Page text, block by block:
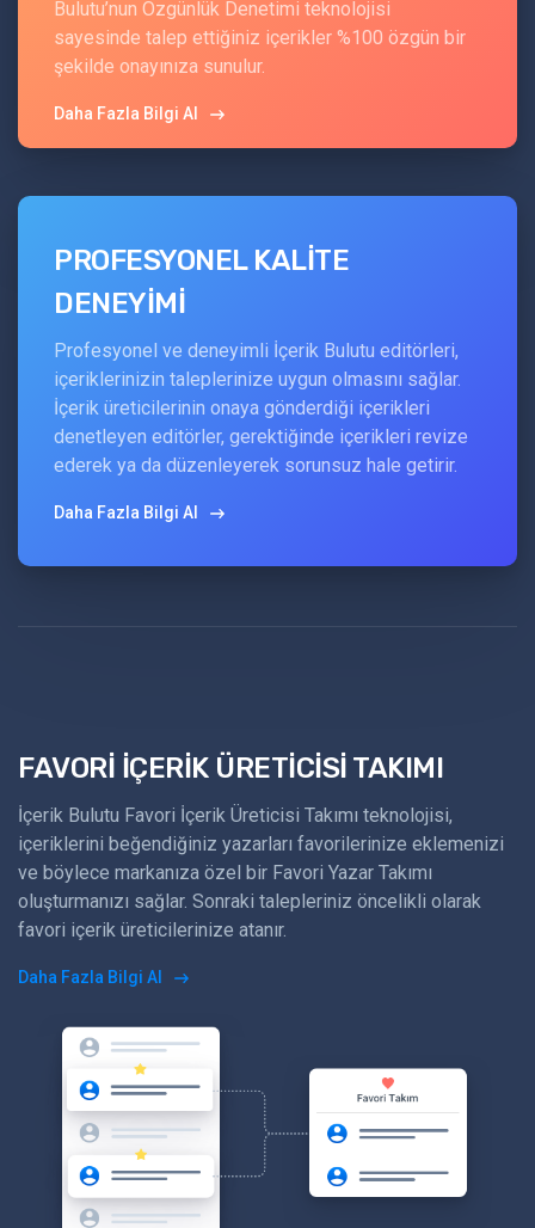
Bulutu’nun Özgünlük Denetimi teknolojisi
sayesinde talep ettiğiniz içerikler %100 özgün bir
şekilde onayınıza sunulur.
Daha Fazla Bilgi Al
PROFESYONEL KALİTE
DENEYİMİ
Profesyonel ve deneyimli İçerik Bulutu editörleri,
içeriklerinizin taleplerinize uygun olmasını sağlar.
İçerik üreticilerinin onaya gönderdiği içerikleri
denetleyen editörler, gerektiğinde içerikleri revize
ederek ya da düzenleyerek sorunsuz hale getirir.
Daha Fazla Bilgi Al
FAVORİ İÇERİK ÜRETİCİSİ TAKIMI
İçerik Bulutu Favori İçerik Üreticisi Takımı teknolojisi,
içeriklerini beğendiğiniz yazarları favorilerinize eklemenizi
ve böylece markanıza özel bir Favori Yazar Takımı
oluşturmanızı sağlar. Sonraki talepleriniz öncelikli olarak
favori içerik üreticilerinize atanır.
Daha Fazla Bilgi Al